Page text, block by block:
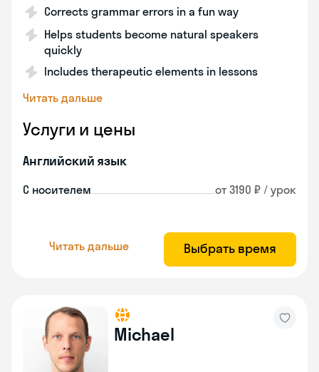
Corrects grammar errors in a fun way
Helps students become natural speakers
quickly
Includes therapeutic elements in lessons
Читать дальше
Услуги и цены
Английский язык
С носителем от 3190 ₽ / урок
Читать дальше Выбрать время
Michael